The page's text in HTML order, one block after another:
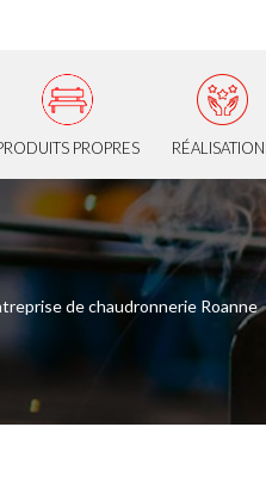
PROPRES
de chaudronnerie Roanne